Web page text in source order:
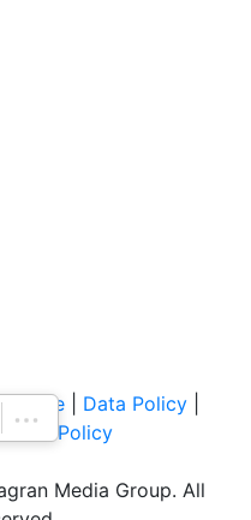
Data Policy
Policy
Media Group. All